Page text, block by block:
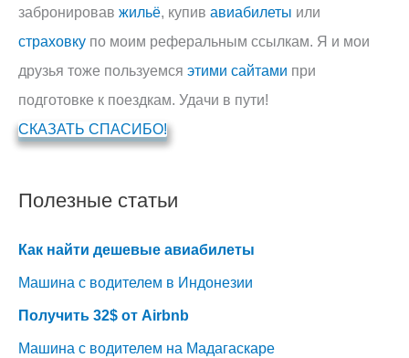
забронировав жильё, купив авиабилеты или
страховку по моим реферальным ссылкам. Я и мои
друзья тоже пользуемся этими сайтами при
подготовке к поездкам. Удачи в пути!
СКАЗАТЬ СПАСИБО!
Полезные статьи
Как найти дешевые авиабилеты
Машина с водителем в Индонезии
Получить 32$ от Airbnb
Машина с водителем на Мадагаскаре